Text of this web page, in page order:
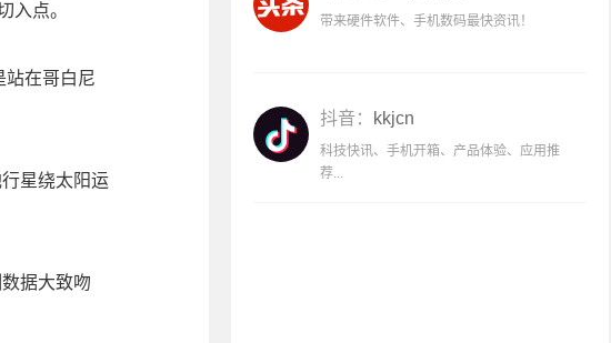
入点。
站在哥白尼
星绕太阳运
据大致吻
带来硬件软件、手机数码最快资讯！
抖音： kkjcn
科技快讯、手机开箱、产品体验、应用推
荐...